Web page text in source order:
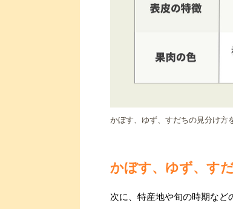
かぼす、ゆず、すだちの見分け方
かぼす、ゆず、す
次に、特産地や旬の時期など